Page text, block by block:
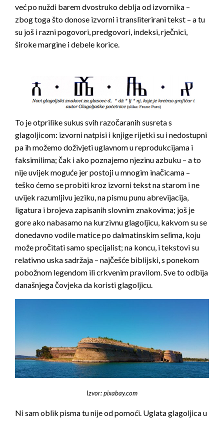
već po nuždi barem dvostruko deblja od izvornika –
zbog toga što donose izvorni i transliterirani tekst – a tu
su još i razni pogovori, predgovori, indeksi, rječnici,
široke margine i debele korice.
To je otprilike sukus svih razočaranih susreta s
glagoljicom: izvorni natpisi i knjige rijetki su i nedostupni
pa ih možemo doživjeti uglavnom u reprodukcijama i
faksimilima; čak i ako poznajemo njezinu azbuku – a to
nije uvijek moguće jer postoji u mnogim inačicama –
teško ćemo se probiti kroz izvorni tekst na starom i ne
uvijek razumljivu jeziku, na pismu punu abrevijacija,
ligatura i brojeva zapisanih slovnim znakovima; još je
gore ako nabasamo na kurzivnu glagoljicu, kakvom su se
donedavno vodile matice po dalmatinskim selima, koju
može pročitati samo specijalist; na koncu, i tekstovi su
relativno uska sadržaja – najčešće biblijski, s ponekom
pobožnom legendom ili crkvenim pravilom. Sve to odbija
današnjega čovjeka da koristi glagoljicu.
Izvor: pixabay.com
Ni sam oblik pisma tu nije od pomoći. Uglata glagoljica u